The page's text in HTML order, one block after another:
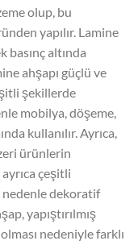
olup, bu
yapılır. Lamine
basınç altında
ahşapı güçlü ve
şekillerde
mobilya, döşeme,
kullanılır. Ayrıca,
ürünlerin
çeşitli
dekoratif
yapıştırılmış
nedeniyle farklı